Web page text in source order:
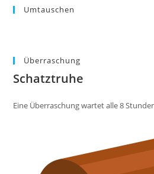
Umtauschen
Überraschung
Schatztruhe
Eine Überraschung wartet alle 8